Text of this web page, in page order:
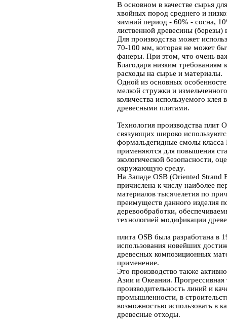
В основном в качестве сырья
хвойных пород среднего и
зимний период - 60% - сосна,
лиственной древесины (березы)
Для производства может
70-100 мм, которая не может
фанеры. При этом, что очень
Благодаря низким требованиям
расходы на сырье и материалы.
Одной из основных
мелкой стружки и
количества используемого
древесными плитами.
Технология производства плит
связующих широко
формальдегидные смолы
применяются для повышения
экологической безопасности,
окружающую среду.
На Западе OSB (Oriented Strand
причислена к числу наиболее
материалов тысячелетия по
преимуществ данного изделия
деревообработки,
технологией модификации
плита OSB была разработана
использования новейших
древесных композиционных
применение.
Это производство также
Азии и Океании. Прогрессивная
производительность линий и
промышленности, в
возможностью использовать в
древесные отходы.